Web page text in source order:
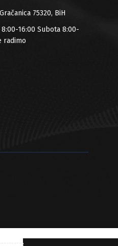
75320, BiH
16:00 Subota 8:00-
radimo